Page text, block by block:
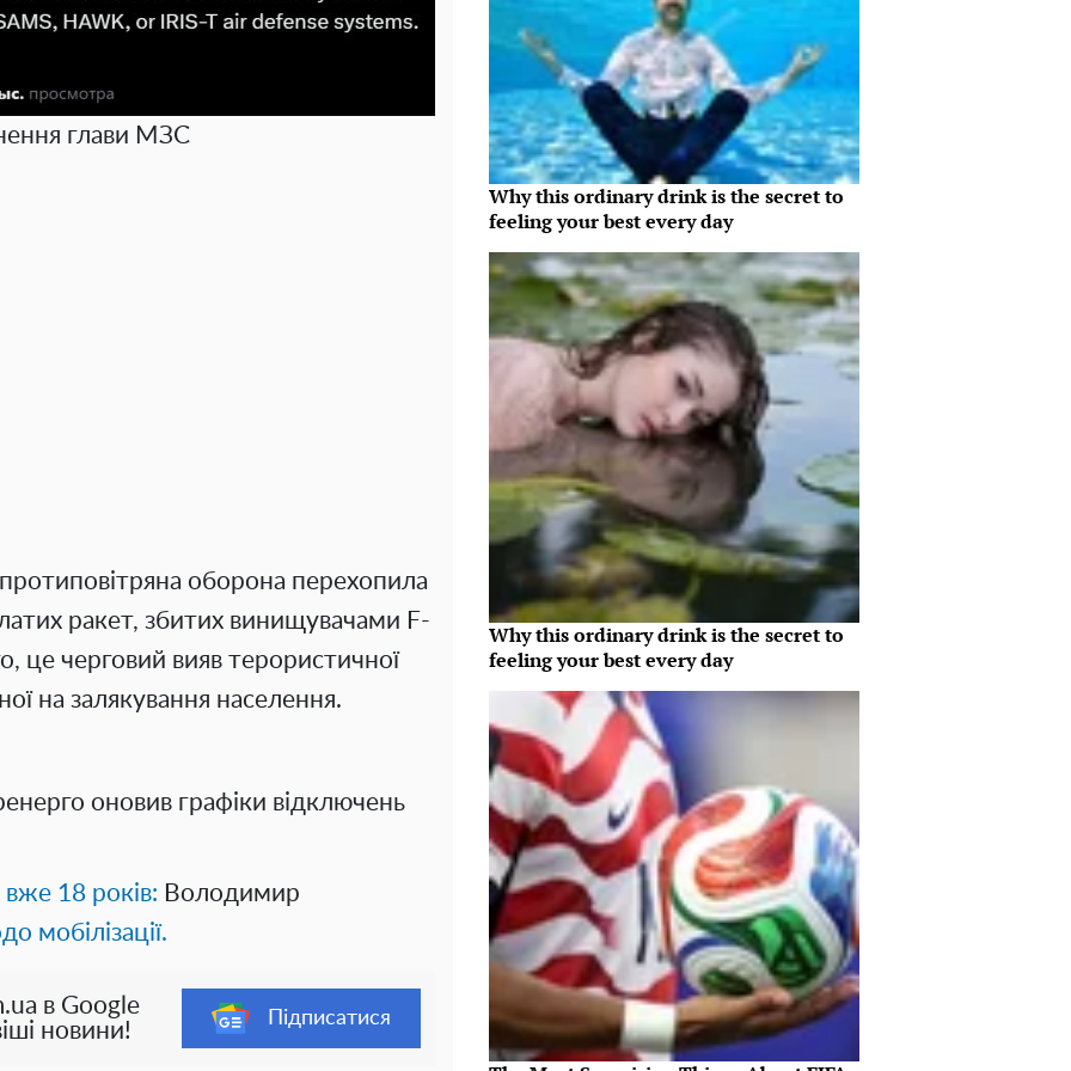
глави МЗС
оборона перехопила
ракет, збитих винищувачами F-
це черговий вияв терористичної
на залякування населення.
оновив графіки відключень
18 років: Володимир
мобілізації.
в Google
новини!
Підписатися
Why this ordinary drink is the secret to
feeling your best every day
Why this ordinary drink is the secret to
feeling your best every day